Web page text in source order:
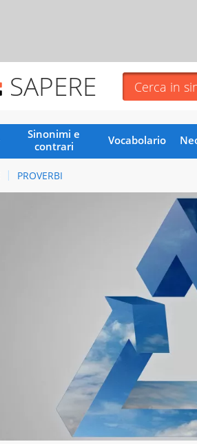
SAPERE
Sinonimi e
contrari
Vocabolario
PROVERBI